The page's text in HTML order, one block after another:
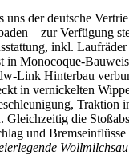
uns der deutsche
– zur Verfügung
inkl.
in Monocoque-
Link Hinterbau
in vernickelten
Traktion
Gleichzeitig die
und
Wollmilchsau